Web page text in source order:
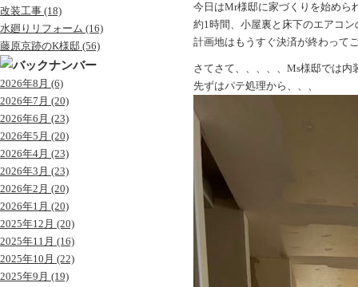
今日はMr様邸に家づくりを始めら
約1時間、小屋裏と床下のエアコ
計画地はもうすぐ決済が終わって
さてさて、、、、、Ms様邸では
先ずはパテ処理から、、、
改装工事 (18)
水廻りリフォーム (16)
藤原京跡のK様邸 (56)
2026年8月 (6)
2026年7月 (20)
2026年6月 (23)
2026年5月 (20)
2026年4月 (23)
2026年3月 (23)
2026年2月 (20)
2026年1月 (20)
2025年12月 (20)
2025年11月 (16)
2025年10月 (22)
2025年9月 (19)